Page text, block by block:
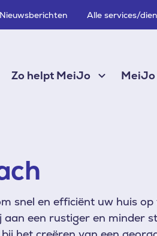
Nieuwsberichten Alle services/
Zo helpt MeiJo
MeiJo
snel en efficiënt uw huis
een rustiger en minder